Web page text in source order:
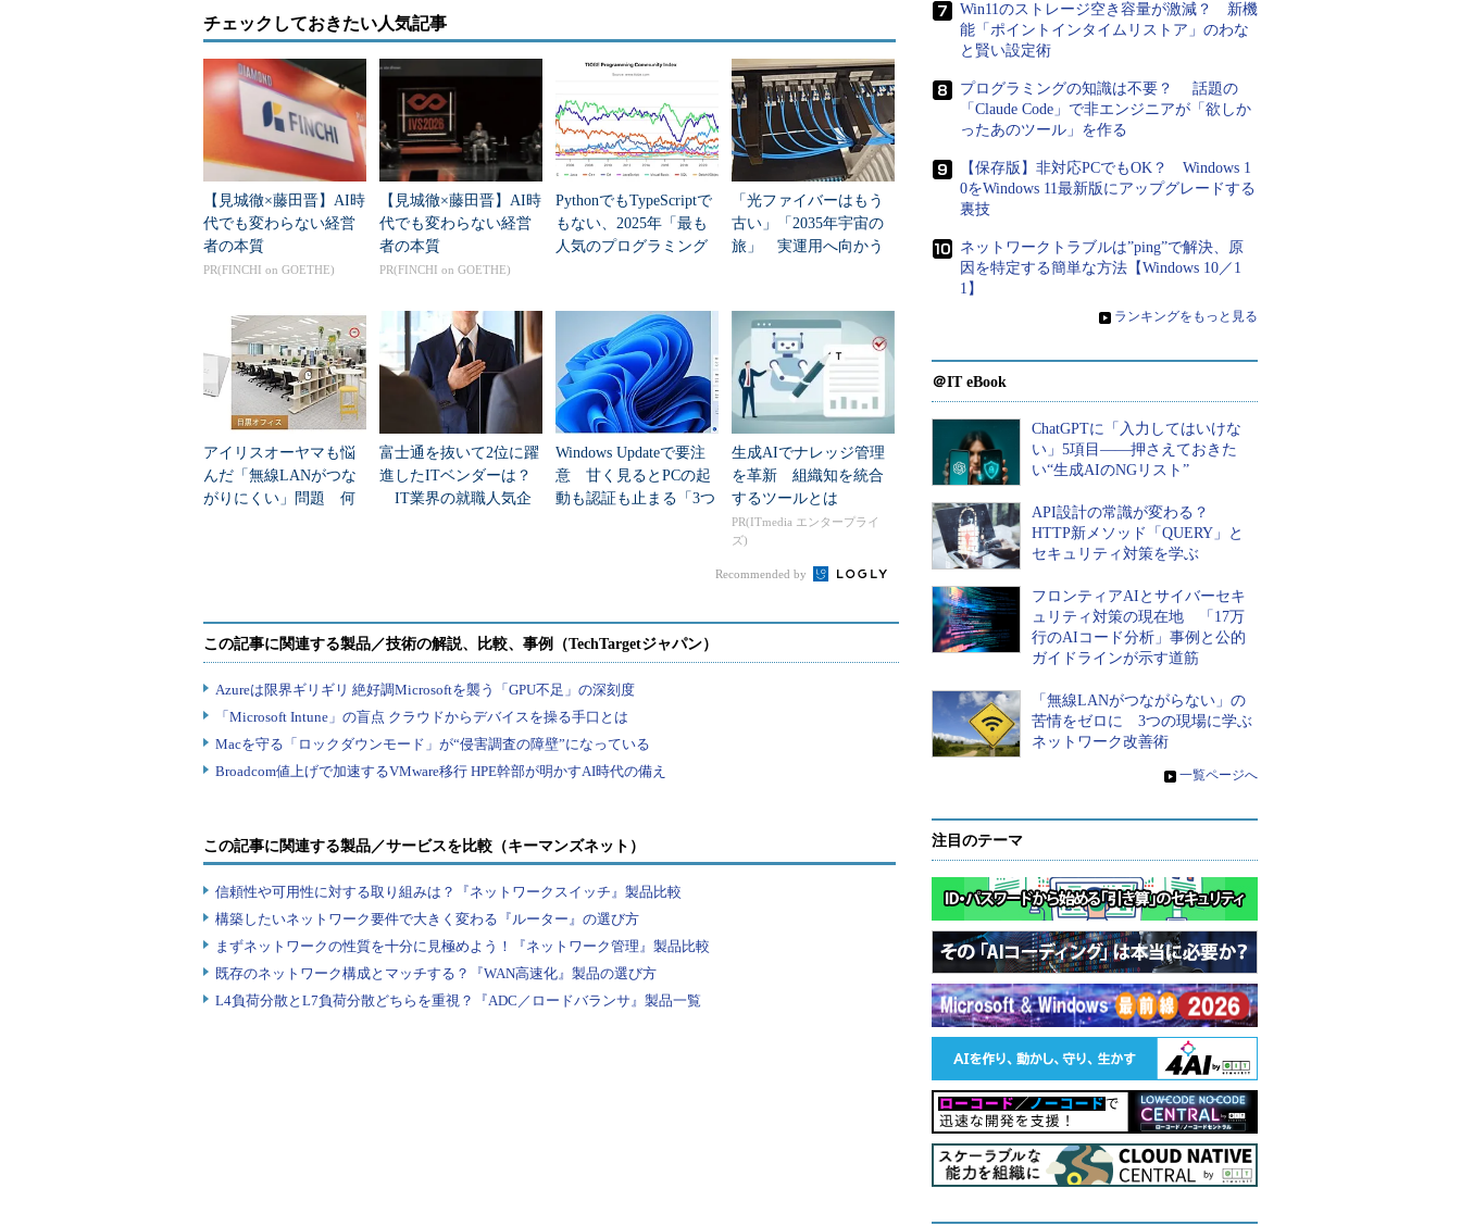
DNSの仕組み
チェックしておきたい人気記事
【見城徹×藤田晋】AI時
代でも変わらない経営
者の本質
PR(FINCHI on GOETHE)
【見城徹×藤田晋】AI時
代でも変わらない経営
者の本質
PR(FINCHI on GOETHE)
PythonでもTypeScriptで
もない、2025年「最も
人気のプログラミング
「光ファイバーはもう
古い」「2035年宇宙の
旅」 実運用へ向かう
アイリスオーヤマも悩
んだ「無線LANがつな
がりにくい」問題 何
富士通を抜いて2位に躍
進したITベンダーは？
IT業界の就職人気企
Windows Updateで要注
意 甘く見るとPCの起
動も認証も止まる「3つ
生成AIでナレッジ管理
を革新 組織知を統合
するツールとは
PR(ITmedia エンタープライ
ズ)
Recommended by
この記事に関連する製品／サービスを比較（キーマンズネット）
信頼性や可用性に対する取り組みは？『ネットワークスイッチ』製品比較
構築したいネットワーク要件で大きく変わる『ルーター』の選び方
まずネットワークの性質を十分に見極めよう！『ネットワーク管理』製品比較
既存のネットワーク構成とマッチする？『WAN高速化』製品の選び方
L4負荷分散とL7負荷分散どちらを重視？『ADC／ロードバランサ』製品一覧
Win11のストレージ空き容量が激減？ 新機
能「ポイントインタイムリストア」のわな
と賢い設定術
プログラミングの知識は不要？ 話題の
「Claude Code」で非エンジニアが「欲しか
ったあのツール」を作る
【保存版】非対応PCでもOK？ Windows 1
0をWindows 11最新版にアップグレードする
裏技
ネットワークトラブルは”ping”で解決、原
因を特定する簡単な方法【Windows 10／1
1】
» ランキングをもっと見る
＠IT eBook
ChatGPTに「入力してはいけな
い」5項目――押さえておきた
い“生成AIのNGリスト”
API設計の常識が変わる？
HTTP新メソッド「QUERY」と
セキュリティ対策を学ぶ
フロンティアAIとサイバーセキ
ュリティ対策の現在地 「17万
行のAIコード分析」事例と公的
ガイドラインが示す道筋
「無線LANがつながらない」の
苦情をゼロに 3つの現場に学ぶ
ネットワーク改善術
» 一覧ページへ
注目のテーマ